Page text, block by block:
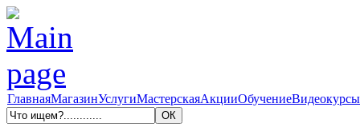
ГлавнаяМагазинУслугиМастерскаяАкцииОбучениеВидеокурсы